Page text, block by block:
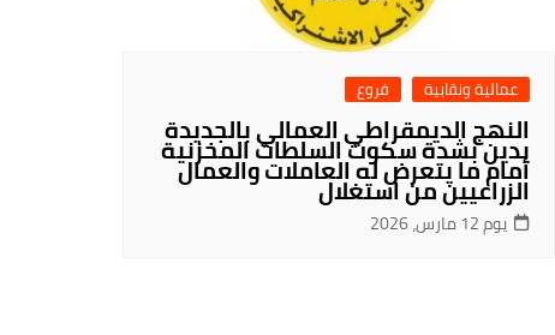
عمالية ونقابية فروع
النهج الديمقراطي العمالي بالجديدة
يدين بشدة سكوت السلطات المخزنية
أمام ما يتعرض له العاملات والعمال
الزراعيين من استغلال
يوم 12 مارس، 2026